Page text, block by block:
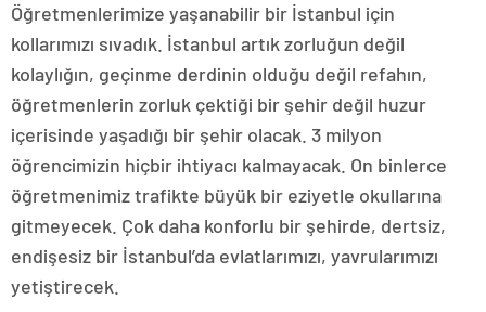
Öğretmenlerimize yaşanabilir bir İstanbul için
kollarımızı sıvadık. İstanbul artık zorluğun değil
kolaylığın, geçinme derdinin olduğu değil refahın,
öğretmenlerin zorluk çektiği bir şehir değil huzur
içerisinde yaşadığı bir şehir olacak. 3 milyon
öğrencimizin hiçbir ihtiyacı kalmayacak. On binlerce
öğretmenimiz trafikte büyük bir eziyetle okullarına
gitmeyecek. Çok daha konforlu bir şehirde, dertsiz,
endişesiz bir İstanbul’da evlatlarımızı, yavrularımızı
yetiştirecek.